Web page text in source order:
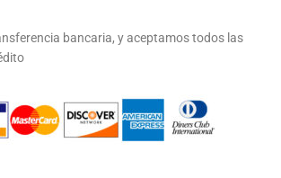
bancaria, y aceptamos todos las